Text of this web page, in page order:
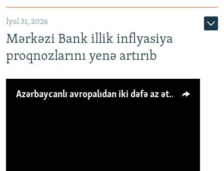
İyul 31, 2026
Mərkəzi Bank illik inflyasiya
proqnozlarını yenə artırıb
Azərbaycanlı avropalıdan iki dəfə az ət yeyir, amma... 'Qiymət artımı qaçılmazdır'